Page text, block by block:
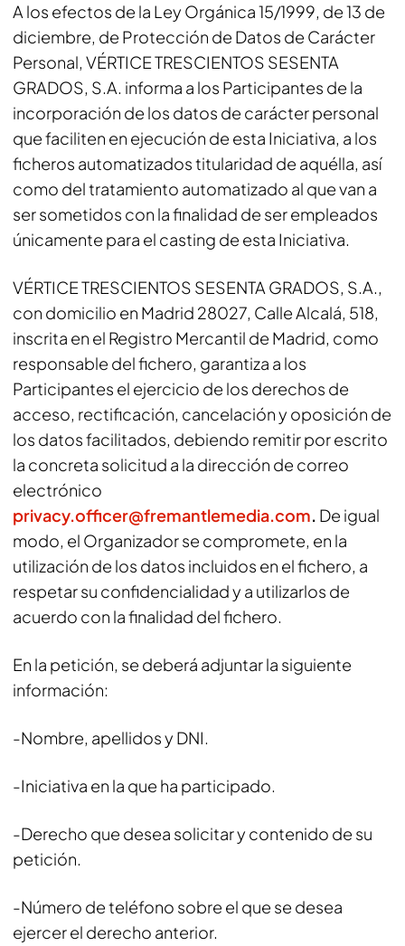
A los efectos de la Ley Orgánica 15/1999, de 13 de
diciembre, de Protección de Datos de Carácter
Personal, VÉRTICE TRESCIENTOS SESENTA
GRADOS, S.A. informa a los Participantes de la
incorporación de los datos de carácter personal
que faciliten en ejecución de esta Iniciativa, a los
ficheros automatizados titularidad de aquélla, así
como del tratamiento automatizado al que van a
ser sometidos con la finalidad de ser empleados
únicamente para el casting de esta Iniciativa.
VÉRTICE TRESCIENTOS SESENTA GRADOS, S.A.,
con domicilio en Madrid 28027, Calle Alcalá, 518,
inscrita en el Registro Mercantil de Madrid, como
responsable del fichero, garantiza a los
Participantes el ejercicio de los derechos de
acceso, rectificación, cancelación y oposición de
los datos facilitados, debiendo remitir por escrito
la concreta solicitud a la dirección de correo
electrónico
privacy.officer@fremantlemedia.com. De igual
modo, el Organizador se compromete, en la
utilización de los datos incluidos en el fichero, a
respetar su confidencialidad y a utilizarlos de
acuerdo con la finalidad del fichero.
En la petición, se deberá adjuntar la siguiente
información:
-Nombre, apellidos y DNI.
-Iniciativa en la que ha participado.
-Derecho que desea solicitar y contenido de su
petición.
-Número de teléfono sobre el que se desea
ejercer el derecho anterior.